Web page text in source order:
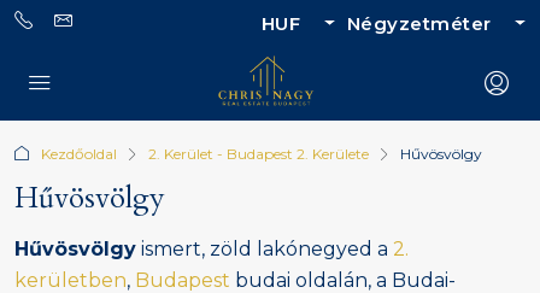
HUF Négyzetméter
Kezdőoldal 2. Kerület - Budapest 2. Kerülete Hűvösvölgy
Hűvösvölgy
Hűvösvölgy ismert, zöld lakónegyed a 2.
kerületben, Budapest budai oldalán, a Budai-